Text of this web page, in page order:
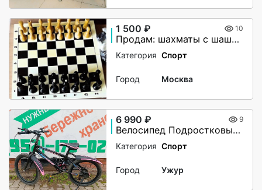
1 500 ₽ 10
Продам: шахматы с шашками и доской.Гадальные карты новые
Категория Спорт
Город Москва
6 990 ₽ 9
Велосипед Подростковый Deige 20"
Категория Спорт
Город Ужур